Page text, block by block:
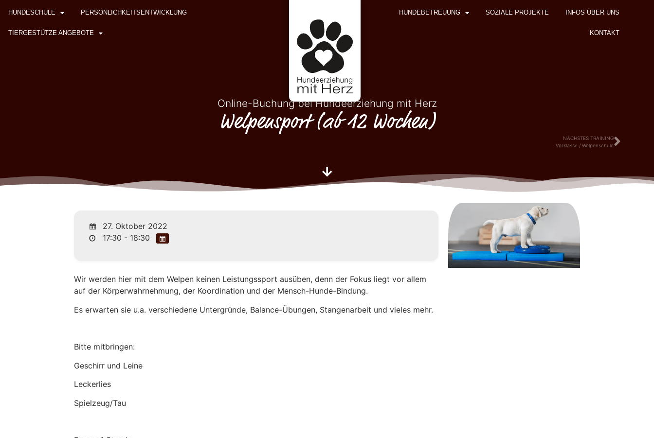
HUNDESCHULE PERSÖNLICHKEITSENTWICKLUNG
TIERGESTÜTZE ANGEBOTE
HUNDEBETREUUNG SOZIALE PROJEKTE INFOS ÜBER UNS
KONTAKT
Online-Buchung bei Hundeerziehung mit Herz
Welpensport (ab 12 Wochen)
NÄCHSTES TRAINING
Vorklasse / Welpenschule
27. Oktober 2022
17:30 - 18:30
Wir werden hier mit dem Welpen keinen Leistungssport ausüben, denn der Fokus liegt vor allem
auf der Körperwahrnehmung, der Koordination und der Mensch-Hunde-Bindung.
Es erwarten sie u.a. verschiedene Untergründe, Balance-Übungen, Stangenarbeit und vieles mehr.
Bitte mitbringen:
Geschirr und Leine
Leckerlies
Spielzeug/Tau